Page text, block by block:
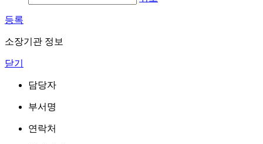
등록
소장기관 정보
닫기
담당자
부서명
연락처